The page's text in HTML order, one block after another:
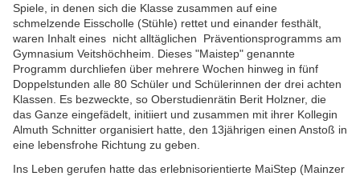
Spiele, in denen sich die Klasse zusammen auf eine
schmelzende Eisscholle (Stühle) rettet und einander festhält,
waren Inhalt eines nicht alltäglichen Präventionsprogramms am
Gymnasium Veitshöchheim. Dieses "Maistep" genannte
Programm durchliefen über mehrere Wochen hinweg in fünf
Doppelstunden alle 80 Schüler und Schülerinnen der drei achten
Klassen. Es bezweckte, so Oberstudienrätin Berit Holzner, die
das Ganze eingefädelt, initiiert und zusammen mit ihrer Kollegin
Almuth Schnitter organisiert hatte, den 13jährigen einen Anstoß in
eine lebensfrohe Richtung zu geben.
Ins Leben gerufen hatte das erlebnisorientierte MaiStep (Mainzer